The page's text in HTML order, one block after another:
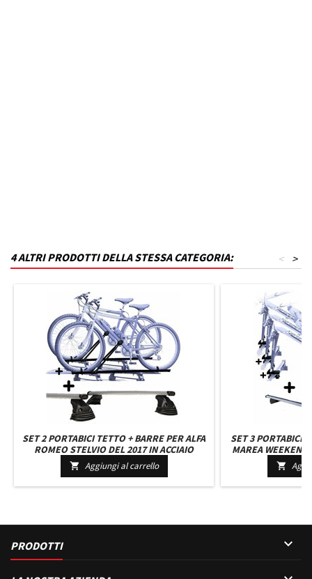
4 ALTRI PRODOTTI DELLA STESSA CATEGORIA: >
<
SET 2 PORTABICI TETTO + BARRE PER ALFA
ROMEO STELVIO DEL 2017 IN ACCIAIO
VERSATILI BARRE 127 CM C/KIT ATTACCHI
MONTAGGIO FACILE
 Aggiungi al carrello
SET 3 PORTABICI
MAREA WEEKEND
REGISTRABILI
+

PRODOTTI 